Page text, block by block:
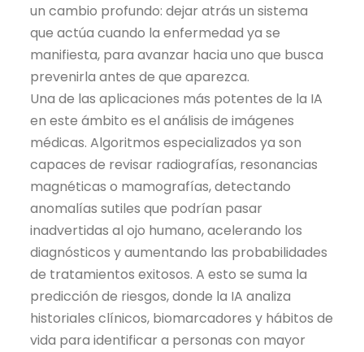
un cambio profundo: dejar atrás un sistema
que actúa cuando la enfermedad ya se
manifiesta, para avanzar hacia uno que busca
prevenirla antes de que aparezca.
Una de las aplicaciones más potentes de la IA
en este ámbito es el análisis de imágenes
médicas. Algoritmos especializados ya son
capaces de revisar radiografías, resonancias
magnéticas o mamografías, detectando
anomalías sutiles que podrían pasar
inadvertidas al ojo humano, acelerando los
diagnósticos y aumentando las probabilidades
de tratamientos exitosos. A esto se suma la
predicción de riesgos, donde la IA analiza
historiales clínicos, biomarcadores y hábitos de
vida para identificar a personas con mayor